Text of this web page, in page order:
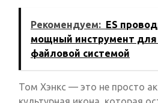
Рекомендуем: ES
мощный инструмент для
файловой системой
Том Хэнкс — это не просто